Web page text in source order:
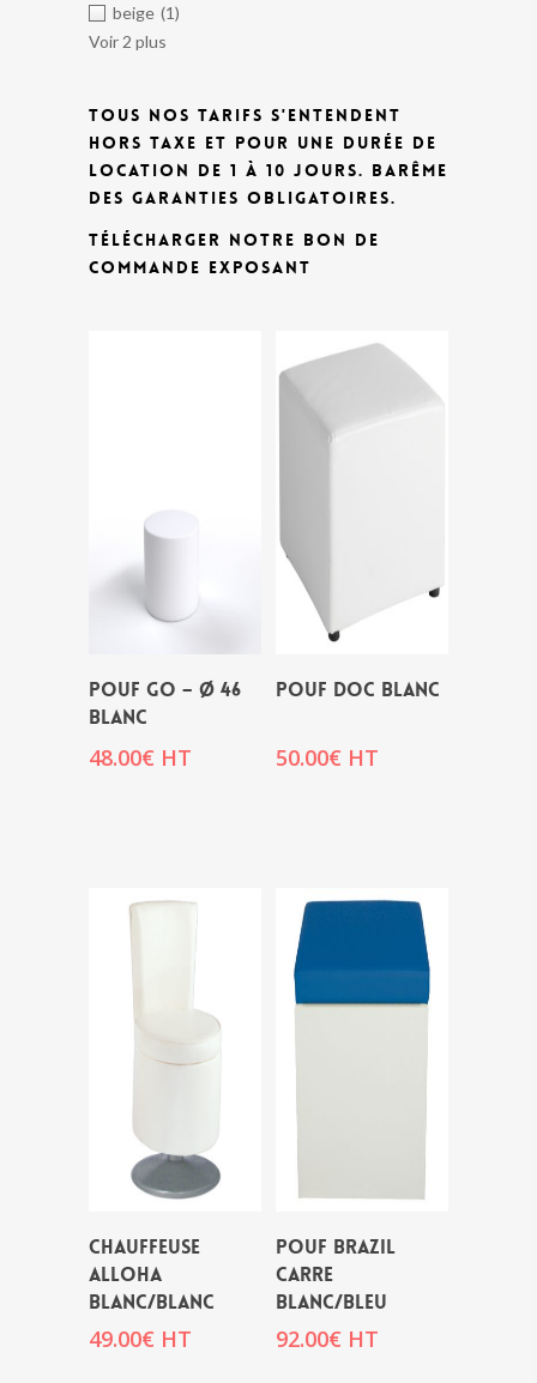
beige (1)
Voir 2 plus
TOUS NOS TARIFS S'ENTENDENT
HORS TAXE ET POUR UNE DURÉE DE
LOCATION DE 1 À 10 JOURS. BARÊME
DES GARANTIES OBLIGATOIRES.
TÉLÉCHARGER NOTRE BON DE
COMMANDE EXPOSANT
POUF GO – Ø 46
BLANC
48.00€ HT
POUF DOC BLANC
50.00€ HT
CHAUFFEUSE
ALLOHA
BLANC/BLANC
49.00€ HT
POUF BRAZIL
CARRE
BLANC/BLEU
92.00€ HT